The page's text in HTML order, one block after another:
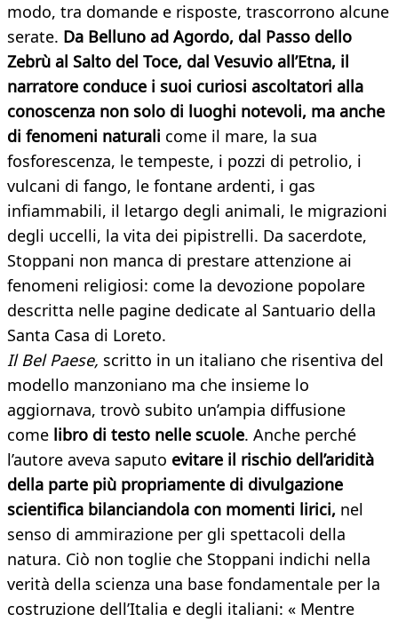
modo, tra domande e risposte, trascorrono alcune
serate. Da Belluno ad Agordo, dal Passo dello
Zebrù al Salto del Toce, dal Vesuvio all’Etna, il
narratore conduce i suoi curiosi ascoltatori alla
conoscenza non solo di luoghi notevoli, ma anche
di fenomeni naturali come il mare, la sua
fosforescenza, le tempeste, i pozzi di petrolio, i
vulcani di fango, le fontane ardenti, i gas
infiammabili, il letargo degli animali, le migrazioni
degli uccelli, la vita dei pipistrelli. Da sacerdote,
Stoppani non manca di prestare attenzione ai
fenomeni religiosi: come la devozione popolare
descritta nelle pagine dedicate al Santuario della
Santa Casa di Loreto.
Il Bel Paese, scritto in un italiano che risentiva del
modello manzoniano ma che insieme lo
aggiornava, trovò subito un’ampia diffusione
come libro di testo nelle scuole. Anche perché
l’autore aveva saputo evitare il rischio dell’aridità
della parte più propriamente di divulgazione
scientifica bilanciandola con momenti lirici, nel
senso di ammirazione per gli spettacoli della
natura. Ciò non toglie che Stoppani indichi nella
verità della scienza una base fondamentale per la
costruzione dell’Italia e degli italiani: « Mentre